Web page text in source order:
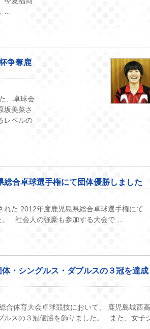
…
争奪鹿
、卓球会
坂美菜さ
レベルの
合卓球選手権にて団体優勝しました
れた 2012年度鹿児島県総合卓球選手権にて
。 社会人の強豪も参加する大会で …
・シングルス・ダブルスの３冠を達成
合体育大会卓球競技において、 鹿児島城西高
ルスの３冠優勝を飾りました。 また、女子